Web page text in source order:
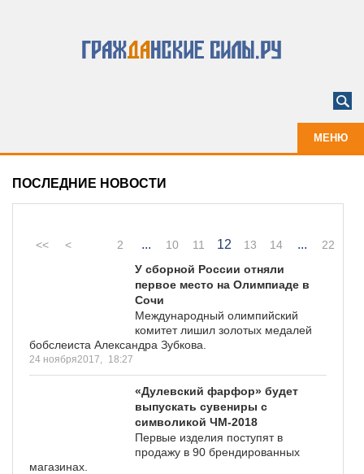
МЕНЮ
ПОСЛЕДНИЕ НОВОСТИ
<< < 2 ... 10 11 12 13 14 ...
22
У сборной России отняли
первое место на Олимпиаде в
Сочи
Международный олимпийский
комитет лишил золотых медалей
бобслеиста Александра Зубкова.
24 ноября2017, 18:27
«Дулевский фарфор» будет
выпускать сувениры с
символикой ЧМ-2018
Первые изделия поступят в
продажу в 90 брендированных
магазинах.